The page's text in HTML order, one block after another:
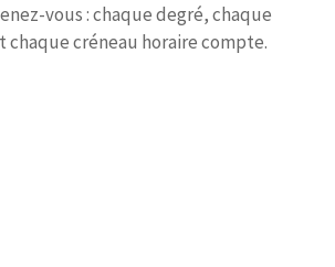
vous : chaque degré, chaque
créneau horaire compte.